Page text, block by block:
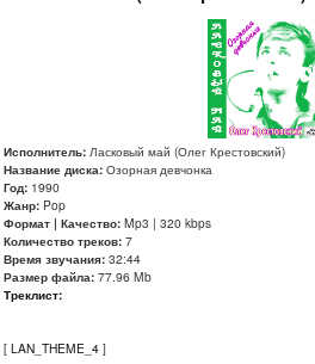
Исполнитель: Ласковый май (Олег Крестовский)
Название диска: Озорная девчонка
Год: 1990
Жанр: Pop
Формат | Качество: Mp3 | 320 kbps
Количество треков: 7
Время звучания: 32:44
Размер файла: 77.96 Mb
Треклист:
[ LAN_THEME_4 ]